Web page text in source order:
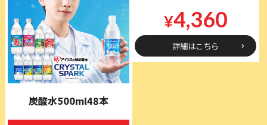
炭酸水500ml48本
¥4,360
詳細はこちら